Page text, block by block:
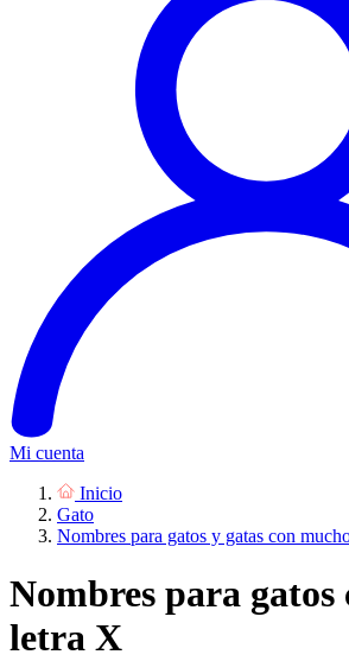
Mi cuenta
Inicio
Gato
Nombres para gatos y gatas con
Nombres para gatos
letra X